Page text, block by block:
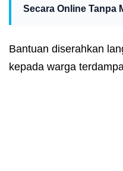
Secara Online Tanpa
Bantuan diserahkan
kepada warga